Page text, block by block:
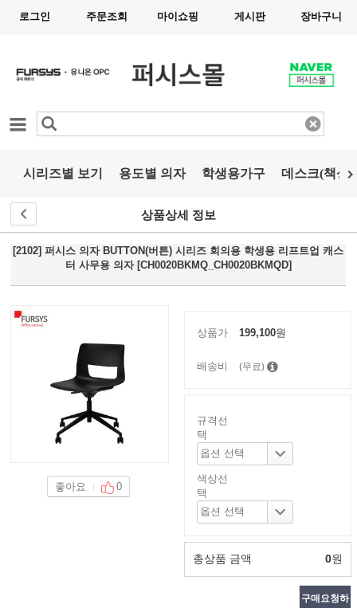
로그인 주문조회 마이쇼핑 게시판 장바구니
카테고리
시리즈별 보기 용도별 의자 학생용가구 데스크(책상)
상품상세 정보
[2102] 퍼시스 의자 BUTTON(버튼) 시리즈 회의용 학생용 리프트업 캐스
터 사무용 의자 [CH0020BKMQ_CH0020BKMQD]
좋아요 0
상품가 199,100원
배송비 (무료)
규격선
택
색상선
택
총상품 금액 0원
구매요청하